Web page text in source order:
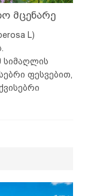
მცენარე
L)
სიმაღლის
ფესვებით,